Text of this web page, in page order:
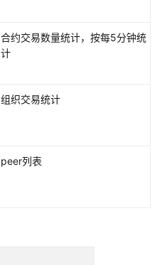
合约交易数量统计，按每5分钟统
计
组织交易统计
peer列表